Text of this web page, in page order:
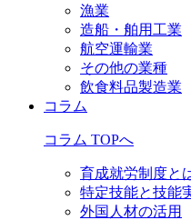
漁業
造船・舶用工業
航空運輸業
その他の業種
飲食料品製造業
コラム
コラム TOPへ
育成就労制度と
特定技能と技能
外国人材の活用